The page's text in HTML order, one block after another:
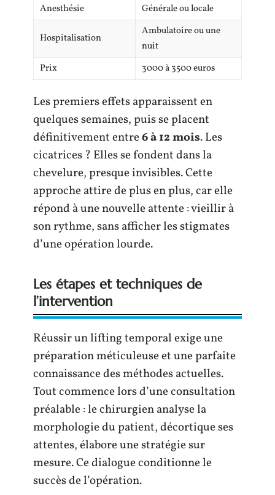
Anesthésie Générale ou locale
Hospitalisation
Ambulatoire ou une
nuit
Prix
3000 à 3500 euros
Les premiers effets apparaissent en
quelques semaines, puis se placent
définitivement entre6 à 12 mois. Les
cicatrices ? Elles se fondent dans la
chevelure, presque invisibles. Cette
approche attire de plus en plus, car elle
répond à une nouvelle attente : vieillir à
son rythme, sans afficher les stigmates
d’une opération lourde.
Les étapes et techniques de
l’intervention
Réussir un lifting temporal exige une
préparation méticuleuse et une parfaite
connaissance des méthodes actuelles.
Tout commence lors d’une consultation
préalable : le chirurgien analyse la
morphologie du patient, décortique ses
attentes, élabore une stratégie sur
mesure. Ce dialogue conditionne le
succès de l’opération.